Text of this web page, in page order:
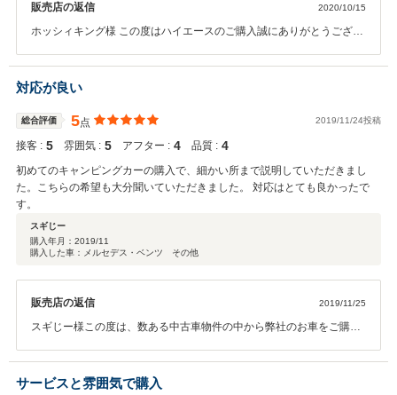
販売店の返信 2020/10/15
ホッシィキング様 この度はハイエースのご購入誠にありがとうござい
車まででの短い期間ですが、しっかりと対応させて頂きますので引き
続き宜しくお願い致します。
対応が良い
総合評価 5点 2019/11/24投稿
接客 : 5 雰囲気 : 5 アフター : 4 品質 : 4
初めてのキャンピングカーの購入で、細かい所まで説明していただきまし
た。こちらの希望も大分聞いていただきました。 対応はとても良かったで
す。
スギじー
購入年月： 2019/11
購入した車：メルセデス・ベンツ その他
販売店の返信 2019/11/25
スギじー様この度は、数ある中古車物件の中から弊社のお車をご購入
言葉をいただき大変嬉しく思います。 ご納車までお時間を頂きますが
しっかりと整備を行いお渡しさせていただきますのでよろしくお願い
サービスと雰囲気で購入